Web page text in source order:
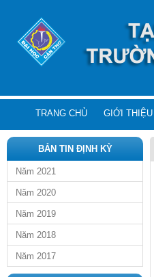
TRANG CHỦ GIỚI THIỆU
BẢN TIN ĐỊNH KỲ
Năm 2021
Năm 2020
Năm 2019
Năm 2018
Năm 2017